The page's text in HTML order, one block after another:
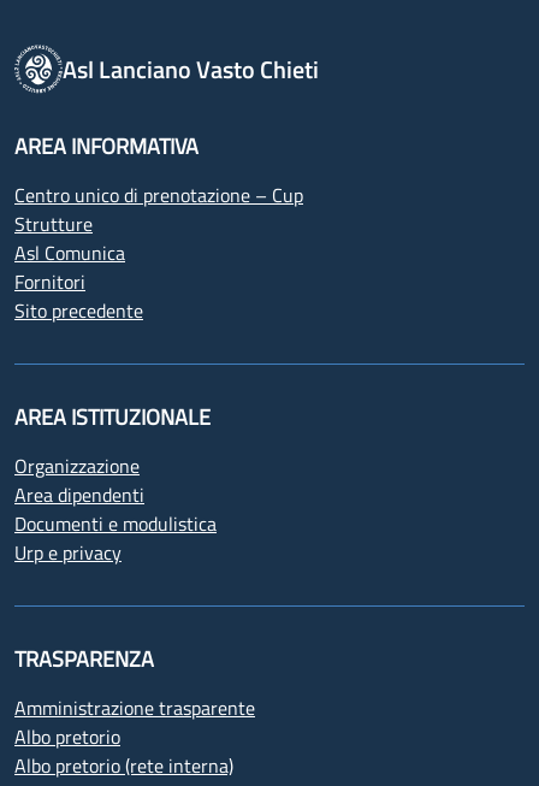
Asl Lanciano Vasto Chieti
AREA INFORMATIVA
Centro unico di prenotazione – Cup
Strutture
Asl Comunica
Fornitori
Sito precedente
AREA ISTITUZIONALE
Organizzazione
Area dipendenti
Documenti e modulistica
Urp e privacy
TRASPARENZA
Amministrazione trasparente
Albo pretorio
Albo pretorio (rete interna)